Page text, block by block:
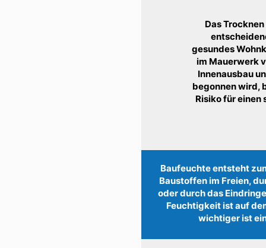
Das
gesundes
im Mauerwerk
Innenausbau
begonnen wird,
Risiko für
Baufeuchte entsteht
Baustoffen im Freien,
oder durch das
Feuchtigkeit ist auf
wichtiger ist